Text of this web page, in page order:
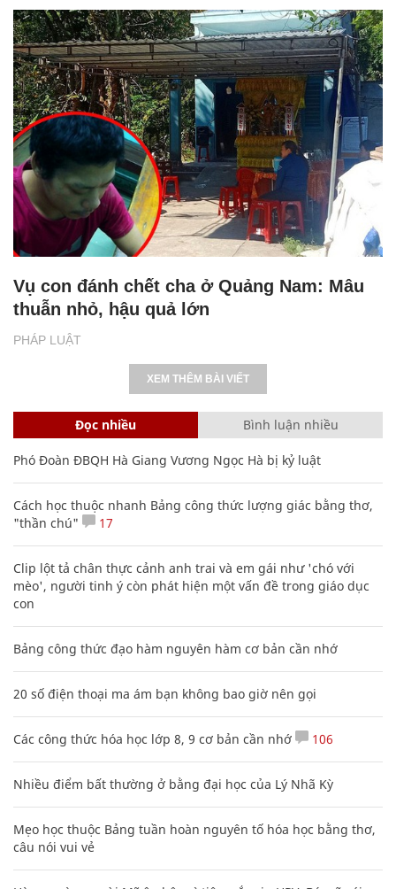
PHÁP LUẬT
Vụ con đánh chết cha ở Quảng Nam: Mâu
thuẫn nhỏ, hậu quả lớn
XEM THÊM BÀI VIẾT
Đọc nhiều Bình luận nhiều
Phó Đoàn ĐBQH Hà Giang Vương Ngọc Hà bị kỷ luật
Cách học thuộc nhanh Bảng công thức lượng giác bằng thơ,
"thần chú"
17
Clip lột tả chân thực cảnh anh trai và em gái như 'chó với
mèo', người tinh ý còn phát hiện một vấn đề trong giáo dục
con
Bảng công thức đạo hàm nguyên hàm cơ bản cần nhớ
20 số điện thoại ma ám bạn không bao giờ nên gọi
Các công thức hóa học lớp 8, 9 cơ bản cần nhớ 106
Nhiều điểm bất thường ở bằng đại học của Lý Nhã Kỳ
Mẹo học thuộc Bảng tuần hoàn nguyên tố hóa học bằng thơ,
câu nói vui vẻ